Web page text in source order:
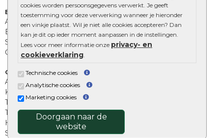
cookies worden persoonsgegevens verwerkt. Je geeft
toestemming voor deze verwerking wanneer je hieronder
een vinkje plaatst. Wil je niet alle cookies accepteren? Dan
kan je dit op ieder moment aanpassen in de instellingen.
Lees voor meer informatie onze privacy- en
cookieverklaring.
Technische cookies
Analytische cookies
Marketing cookies
Doorgaan naar de
website
Extra benodigdheden
Afwatering en diversen
Beplantings en betonelementen
Split, grind en zand
Oprit tegels
Overig
Aanbiedingen
Kunstgras
Tuintegels outlet
Terrastegels leggen
Hoe richt ik een landelijke tuin in?
Sierbestrating schoonmaken